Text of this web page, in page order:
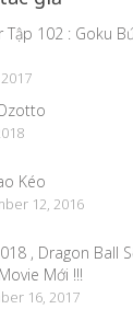
Tập 102 : Goku
Kéo
12, 2016
, Dragon Ball
Mới !!!
16, 2017